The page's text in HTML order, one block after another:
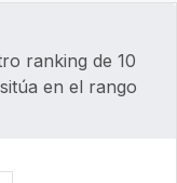
ranking de 10
en el rango